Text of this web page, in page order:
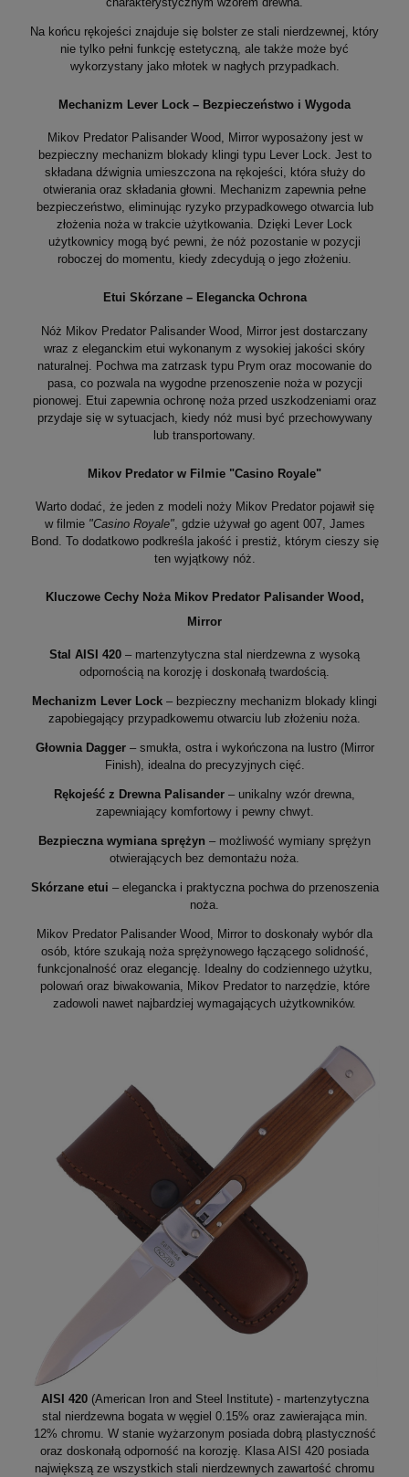
Na końcu rękojeści znajduje się bolster ze stali nierdzewnej, który
nie tylko pełni funkcję estetyczną, ale także może być
wykorzystany jako młotek w nagłych przypadkach.
Mechanizm Lever Lock – Bezpieczeństwo i Wygoda
Mikov Predator Palisander Wood, Mirror wyposażony jest w
bezpieczny mechanizm blokady klingi typu Lever Lock. Jest to
składana dźwignia umieszczona na rękojeści, która służy do
otwierania oraz składania głowni. Mechanizm zapewnia pełne
bezpieczeństwo, eliminując ryzyko przypadkowego otwarcia lub
złożenia noża w trakcie użytkowania. Dzięki Lever Lock
użytkownicy mogą być pewni, że nóż pozostanie w pozycji
roboczej do momentu, kiedy zdecydują o jego złożeniu.
Etui Skórzane – Elegancka Ochrona
Nóż Mikov Predator Palisander Wood, Mirror jest dostarczany
wraz z eleganckim etui wykonanym z wysokiej jakości skóry
naturalnej. Pochwa ma zatrzask typu Prym oraz mocowanie do
pasa, co pozwala na wygodne przenoszenie noża w pozycji
pionowej. Etui zapewnia ochronę noża przed uszkodzeniami oraz
przydaje się w sytuacjach, kiedy nóż musi być przechowywany
lub transportowany.
Mikov Predator w Filmie "Casino Royale"
Warto dodać, że jeden z modeli noży Mikov Predator pojawił się
w filmie "Casino Royale", gdzie używał go agent 007, James
Bond. To dodatkowo podkreśla jakość i prestiż, którym cieszy się
ten wyjątkowy nóż.
Kluczowe Cechy Noża Mikov Predator Palisander Wood,
Mirror
Stal AISI 420 – martenzytyczna stal nierdzewna z wysoką
odpornością na korozję i doskonałą twardością.
Mechanizm Lever Lock – bezpieczny mechanizm blokady klingi
zapobiegający przypadkowemu otwarciu lub złożeniu noża.
Głownia Dagger– smukła, ostra i wykończona na lustro (Mirror
Finish), idealna do precyzyjnych cięć.
Rękojeść z Drewna Palisander – unikalny wzór drewna,
zapewniający komfortowy i pewny chwyt.
Bezpieczna wymiana sprężyn – możliwość wymiany sprężyn
otwierających bez demontażu noża.
Skórzane etui – elegancka i praktyczna pochwa do przenoszenia
noża.
Mikov Predator Palisander Wood, Mirror to doskonały wybór dla
osób, które szukają noża sprężynowego łączącego solidność,
funkcjonalność oraz elegancję. Idealny do codziennego użytku,
polowań oraz biwakowania, Mikov Predator to narzędzie, które
zadowoli nawet najbardziej wymagających użytkowników.
AISI 420 (American Iron and Steel Institute) - martenzytyczna
stal nierdzewna bogata w węgiel 0.15% oraz zawierająca min.
12% chromu. W stanie wyżarzonym posiada dobrą plastyczność
oraz doskonałą odporność na korozję. Klasa AISI 420 posiada
największą ze wszystkich stali nierdzewnych zawartość chromu